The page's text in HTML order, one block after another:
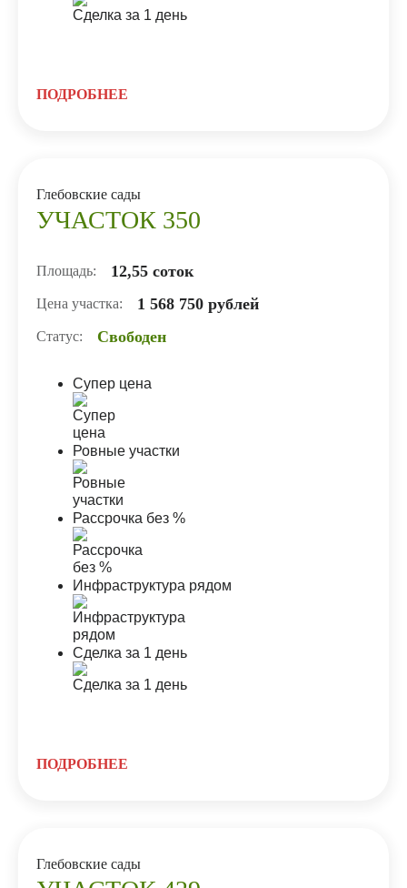
ПОДРОБНЕЕ
Глебовские сады
УЧАСТОК 350
Площадь: 12,55 соток
Цена участка: 1 568 750 рублей
Статус: Свободен
Супер цена
Ровные участки
Рассрочка без %
Инфраструктура рядом
Сделка за 1 день
ПОДРОБНЕЕ
Глебовские сады